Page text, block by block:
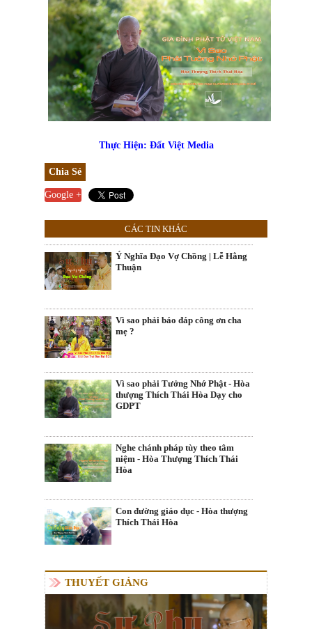
Thực Hiện: Đất Việt Media
Chia Sẻ
Google +
CÁC TIN KHÁC
Ý Nghĩa Đạo Vợ Chồng | Lễ Hằng
Thuận
Vì sao phải báo đáp công ơn cha
mẹ ?
Vì sao phải Tưởng Nhớ Phật - Hòa
thượng Thích Thái Hòa Dạy cho
GDPT
Nghe chánh pháp tùy theo tâm
niệm - Hòa Thượng Thích Thái
Hòa
Con đường giáo dục - Hòa thượng
Thích Thái Hòa
THUYẾT GIẢNG